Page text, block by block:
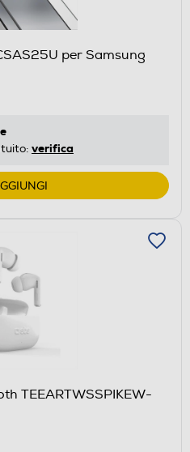
per Samsung
verifica
TEEARTWSSPIKEW-